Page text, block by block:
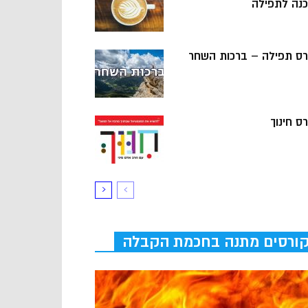
לתפילה
תפילה – ברכות השחר
חינוך
קורסים מתנה בחכמת הקבלה